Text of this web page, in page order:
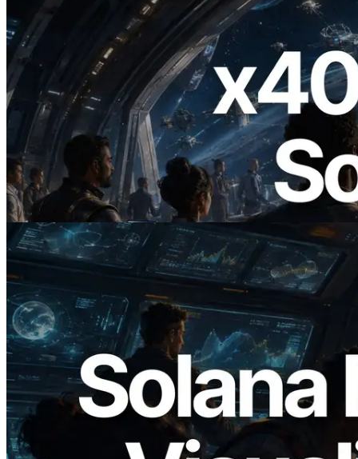
2026.07.04
ERPC 發布支援 x402 支付的 Solana RPC
— AI Agent 按需為 API 付款的時代開啟
閱讀此文章
2026.05.24
Validators Solutions 釋出 Solana Block